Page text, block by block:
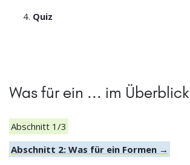
Quiz
Was für ein ... im Überblick
Abschnitt 1/3
Abschnitt 2: Was für ein Formen →